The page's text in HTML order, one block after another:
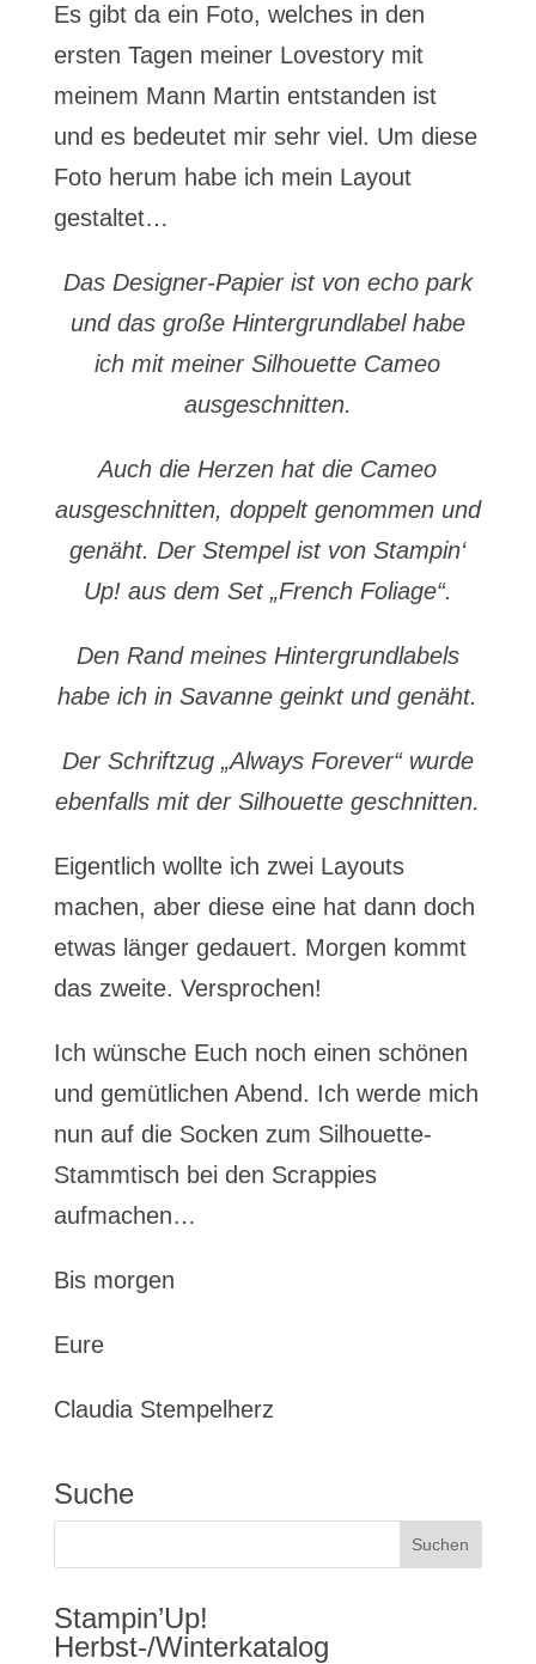
Es gibt da ein Foto, welches in den
ersten Tagen meiner Lovestory mit
meinem Mann Martin entstanden ist
und es bedeutet mir sehr viel. Um diese
Foto herum habe ich mein Layout
gestaltet…
Das Designer-Papier ist von echo park
und das große Hintergrundlabel habe
ich mit meiner Silhouette Cameo
ausgeschnitten.
Auch die Herzen hat die Cameo
ausgeschnitten, doppelt genommen und
genäht. Der Stempel ist von Stampin‘
Up! aus dem Set „French Foliage“.
Den Rand meines Hintergrundlabels
habe ich in Savanne geinkt und genäht.
Der Schriftzug „Always Forever“ wurde
ebenfalls mit der Silhouette geschnitten.
Eigentlich wollte ich zwei Layouts
machen, aber diese eine hat dann doch
etwas länger gedauert. Morgen kommt
das zweite. Versprochen!
Ich wünsche Euch noch einen schönen
und gemütlichen Abend. Ich werde mich
nun auf die Socken zum Silhouette-
Stammtisch bei den Scrappies
aufmachen…
Bis morgen
Eure
Claudia Stempelherz
Suche
Stampin’Up!
Herbst-/Winterkatalog